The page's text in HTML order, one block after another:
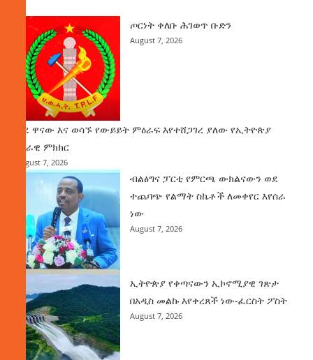
ጦርነት ቀለቡ ሕገወጥ ቡድን
August 7, 2026
ወደ ዋናው እና ወሳኙ የውይይት ምዕራፍ እየተሸጋገረ ያለው የኢትዮጵያ
ሀገራዊ ምክክር
August 7, 2026
ብልፅግና ፓርቲ የምርጫ ውክልናውን ወደ
ተጨባጭ የልማት ስኬቶች ለመቀየር እየሰራ
ነው
August 7, 2026
ኢትዮጵያ የቀጣናውን ኢኮኖሚያዊ ገጽታ
በአዲስ መልኩ እየቀረጸች ነው-ፈርስት ፖስት
August 7, 2026